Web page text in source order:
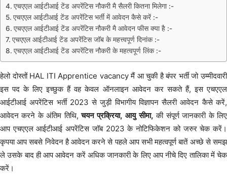
एचएएल आईटीआई टेंड अपरेंटिस नौकरी मै सैलरी कितना मिलेगा :-
एचएएल आईटीआई टेंड अपरेंटिस भर्ती में आवेदन कैसे करें :-
एचएएल आईटीआई टेंड अपरेंटिस नौकरी मै आवेदन फीस क्या है :-
एचएएल आईटीआई टेंड अपरेंटिस जॉब के महत्त्वपूर्ण दिनांक :-
एचएएल आईटीआई टेंड अपरेंटिस नौकरी के महत्वपूर्ण लिंक :-
हेलो दोस्तों HAL ITI Apprentice vacancy मैं आ चुकी है बंपर भर्ती जो उम्मीदवारी
इस पद के लिए इच्छुक हैं वह केवल ऑनलाइन आवेदन कर सकते हैं, इस एचएएल
आईटीआई अपरेंटिस भर्ती 2023 से जुड़ी विभागीय विज्ञापन सैलरी आवेदन कैसे करें,
आवेदन करने के अंतिम तिथि,चयन प्रक्रिया, आयु सीमा, की संपूर्ण जानकारी के लिए
आप एचएएल आईटीआई अपरेंटिस जॉब 2023 के नोटिफिकेशन को जरुर चेक करें।
कृपया आप सबसे निवेदन है आवेदन करने से पहले आप सभी महत्वपूर्ण बातें अच्छे से समझ
ले उसके बाद ही आप आवेदन करें अधिक जानकारी के लिए आप नीचे दिए तालिका में चेक
करें।